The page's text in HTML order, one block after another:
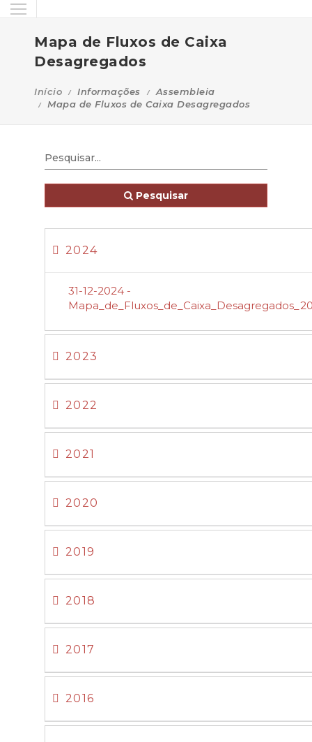
Mapa de Fluxos de Caixa
Desagregados
Início Informações
Assembleia
Mapa de Fluxos de Caixa Desagregados
Pesquisar
2024
31-12-2024 -
2023
2022
2021
2020
2019
2018
2017
2016